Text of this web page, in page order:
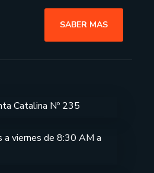
SABER MAS
Catalina Nº 235
a viernes de 8:30 AM a